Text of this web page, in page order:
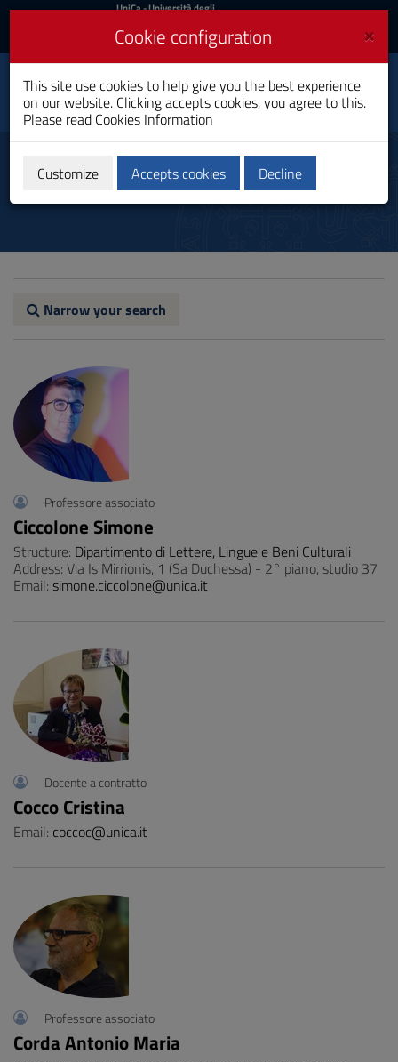
Skip
Content
to
Go
UniCa
Login
UniCa- Università degli
Login UniCA News
Toggle
navigation
Classical and Modern
Philology and Literature
Master's Degree
Teachers
Narrow your search
Professore associato
Ciccolone Simone
Structure: Dipartimento di Lettere, Lingue e Beni Culturali
Address: Via Is Mirrionis, 1 (Sa Duchessa) - 2° piano, studio 37
Email: simone.ciccolone@unica.it
Docente a contratto
Cocco Cristina
Email: coccoc@unica.it
Professore associato
Corda Antonio Maria
×
Cookie configuration
This site use cookies to help give you the best experience
on our website. Clicking accepts cookies, you agree to this.
Please read Cookies Information
Customize Accepts cookies Decline